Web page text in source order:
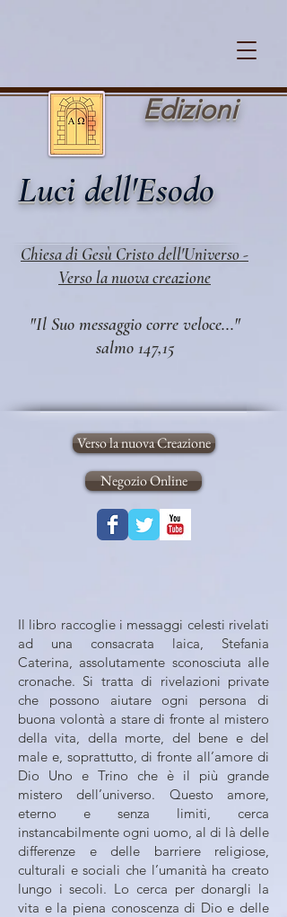
Edi zioni
Luci dell'Esodo
Chiesa di Gesù Cristo dell'Universo -
Verso la nuova creazione
"Il Suo messaggio corre veloce..."
salmo 147,15​
Verso la nuova Creazione
Negozio Online
Il libro raccoglie i messaggi celesti rivelati
ad una consacrata laica, Stefania
Caterina, assolutamente sconosciuta alle
cronache. Si tratta di rivelazioni private
che possono aiutare ogni persona di
buona volontà a stare di fronte al mistero
della vita, della morte, del bene e del
male e, soprattutto, di fronte all’amore di
Dio Uno e Trino che è il più grande
mistero dell’universo. Questo amore,
eterno e senza limiti, cerca
instancabilmente ogni uomo, al di là delle
differenze e delle barriere religiose,
culturali e sociali che l’umanità ha creato
lungo i secoli. Lo cerca per donargli la
vita e la piena conoscenza di Dio e delle